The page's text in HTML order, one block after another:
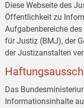
Diese Webseite des
Öffentlichkeit zu
Aufgabenbereiche
für Justiz (BMJ), der
der Justizanstalten
Das
Informationsinhalte